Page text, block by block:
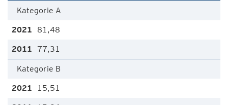
Kategorie A
81,48
77,31
Kategorie B
15,51